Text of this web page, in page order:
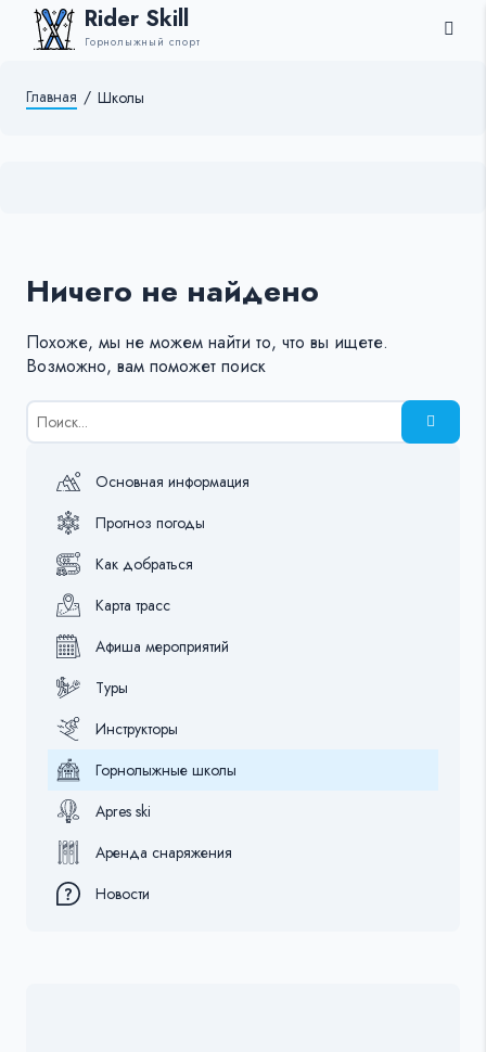
Rider Skill
Горнолыжный спорт
Главная / Школы
Ничего не найдено
Похоже, мы не можем найти то, что вы ищете.
Возможно, вам поможет поиск
Результаты
поиска
Основная информация
Прогноз погоды
Как добраться
Карта трасс
Афиша мероприятий
Туры
Инструкторы
Горнолыжные школы
Apres ski
Аренда снаряжения
Новости